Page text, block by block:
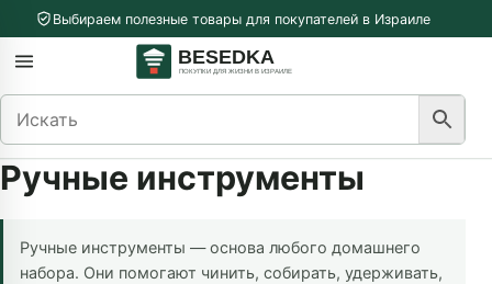
Перейти к содержимому
Выбираем полезные товары для покупателей в Израиле
Открыть меню
Ручные инструменты
Ручные инструменты — основа любого домашнего
набора. Они помогают чинить, собирать, удерживать,